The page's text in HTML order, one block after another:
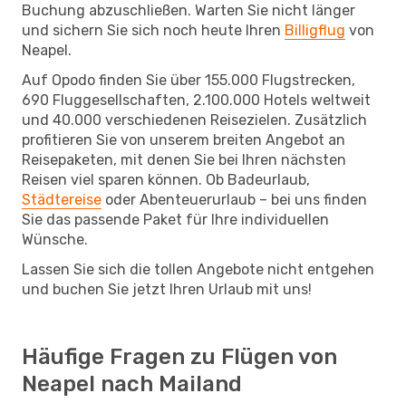
Buchung abzuschließen. Warten Sie nicht länger
und sichern Sie sich noch heute Ihren Billigflug von
Neapel.
Auf Opodo finden Sie über 155.000 Flugstrecken,
690 Fluggesellschaften, 2.100.000 Hotels weltweit
und 40.000 verschiedenen Reisezielen. Zusätzlich
profitieren Sie von unserem breiten Angebot an
Reisepaketen, mit denen Sie bei Ihren nächsten
Reisen viel sparen können. Ob Badeurlaub,
Städtereise oder Abenteuerurlaub – bei uns finden
Sie das passende Paket für Ihre individuellen
Wünsche.
Lassen Sie sich die tollen Angebote nicht entgehen
und buchen Sie jetzt Ihren Urlaub mit uns!
Häufige Fragen zu Flügen von
Neapel nach Mailand